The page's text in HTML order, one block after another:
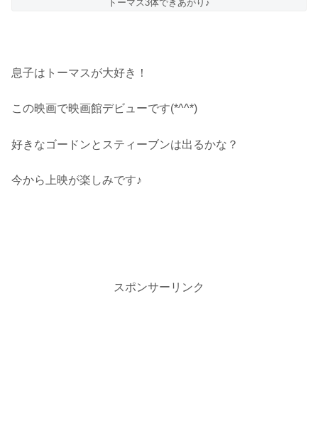
トーマス3体できあがり♪
息子はトーマスが大好き！
この映画で映画館デビューです(*^^*)
好きなゴードンとスティーブンは出るかな？
今から上映が楽しみです♪
スポンサーリンク